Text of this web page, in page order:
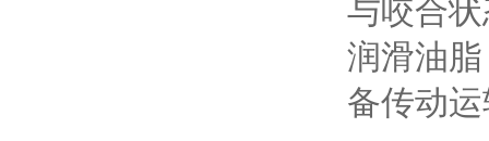
与咬合
润滑油
备传动